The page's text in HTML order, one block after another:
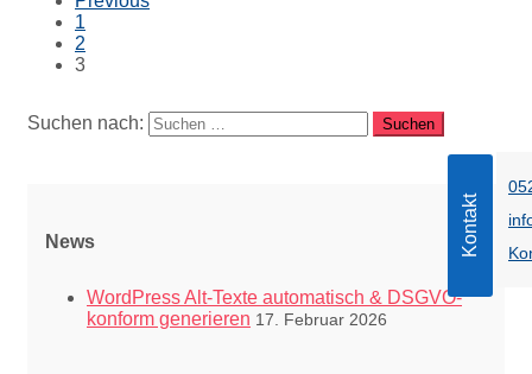
1
2
3
Suchen nach:
News
WordPress Alt-Texte automatisch & DSGVO-
konform generieren 17. Februar 2026
Kontakt